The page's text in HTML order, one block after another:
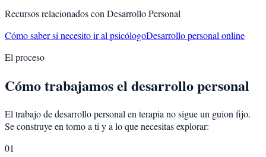
Recursos relacionados con Desarrollo Personal
Cómo saber si necesito ir al psicólogoDesarrollo personal online
El proceso
Cómo trabajamos el desarrollo personal
El trabajo de desarrollo personal en terapia no sigue un guion fijo.
Se construye en torno a ti y a lo que necesitas explorar:
01